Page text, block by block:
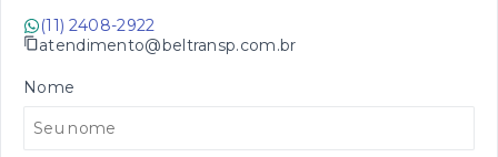
(11) 2408-2922
atendimento@beltransp.com.br
Nome